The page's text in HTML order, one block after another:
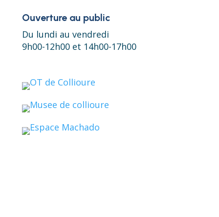
Ouverture au public
Du lundi au vendredi
9h00-12h00 et 14h00-17h00